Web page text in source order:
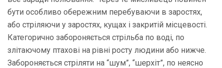
бути особливо обережним перебуваючи в заростях,
або стріляючи у заростях, кущах і закритій місцевості.
Категорично забороняється стрільба по воді, по
злітаючому птахові на рівні росту людини або нижче.
Забороняється стріляти на “шум”, “шерхіт”, по неясно